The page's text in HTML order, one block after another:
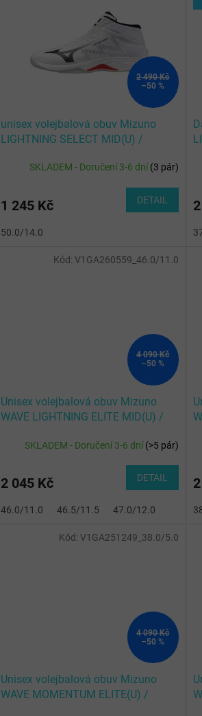
2 490 Kč
–50 %
unisex volejbalová obuv Mizuno
LIGHTNING SELECT MID(U) /
SKLADEM - Doručení 3-6 dní(3 pár)
1 245 Kč DETAIL
50.0/14.0
4 090 Kč
–50 %
Unisex volejbalová obuv Mizuno
WAVE LIGHTNING ELITE MID(U) /
SKLADEM - Doručení 3-6 dní(>5 pár)
2 045 Kč DETAIL
46.0/11.0 46.5/11.5 47.0/12.0
Kód: V1GA260559_46.0/11.0
4 090 Kč
–50 %
Unisex volejbalová obuv Mizuno
WAVE MOMENTUM ELITE(U) /
Kód: V1GA251249_38.0/5.0